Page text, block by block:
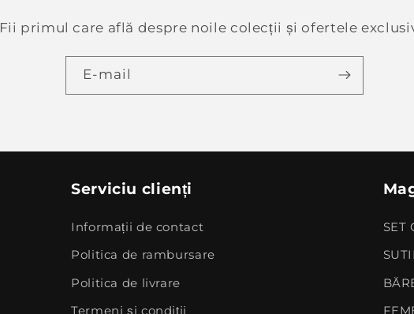
Fii primul care află despre noile colecții și ofertele
E-mail
Serviciu clienți
Informații de contact
Politica de rambursare
Politica de livrare
Termeni și condiții
SET